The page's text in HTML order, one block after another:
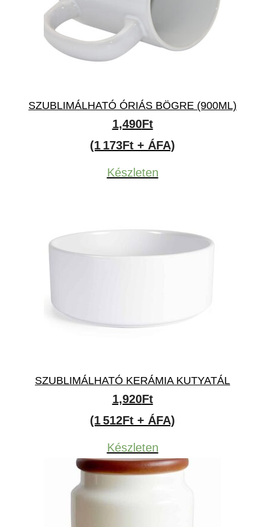
SZUBLIMÁLHATÓ ÓRIÁS BÖGRE (900ML)
1,490Ft
(1 173Ft + ÁFA)
Készleten
SZUBLIMÁLHATÓ KERÁMIA KUTYATÁL
1,920Ft
(1 512Ft + ÁFA)
Készleten